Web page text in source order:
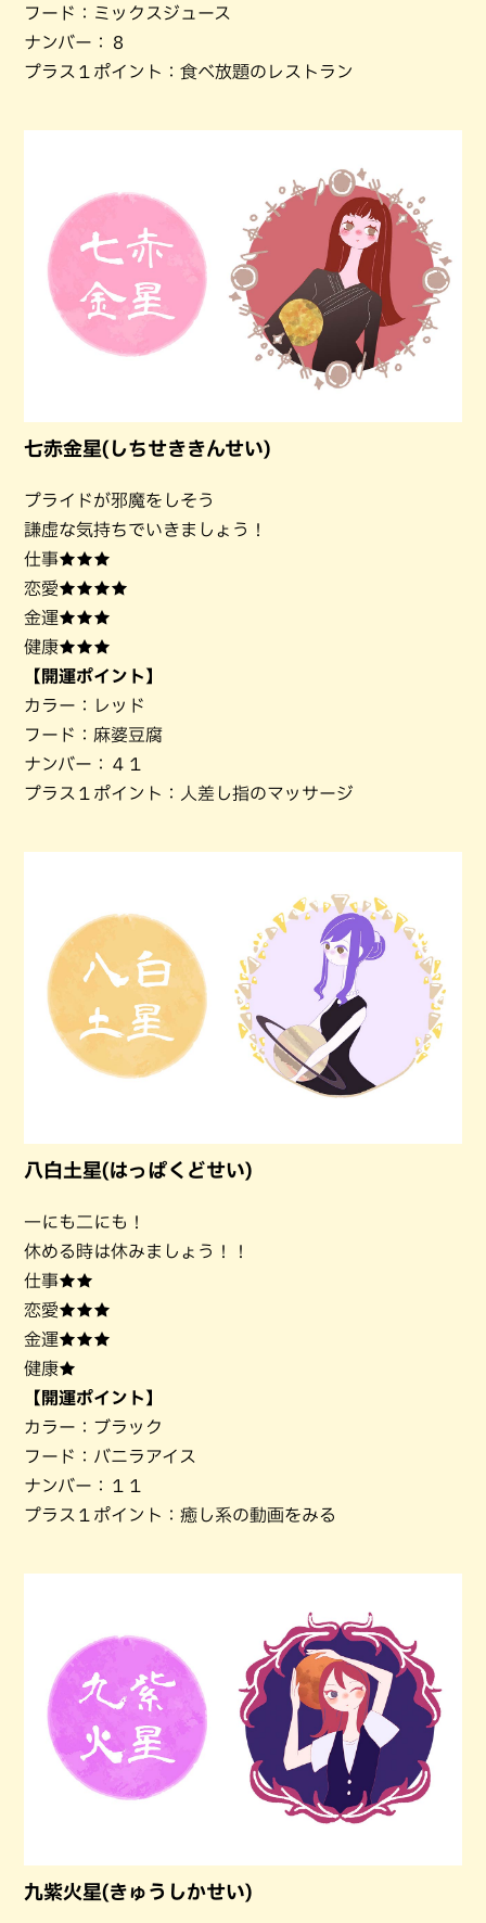
フード：ミックスジュース
ナンバー：８
プラス１ポイント：食べ放題のレストラン
七赤金星(しちせききんせい)
プライドが邪魔をしそう
謙虚な気持ちでいきましょう！
仕事★★★
恋愛★★★★
金運★★★
健康★★★
【開運ポイント】
カラー：レッド
フード：麻婆豆腐
ナンバー：４１
プラス１ポイント：人差し指のマッサージ
八白土星(はっぱくどせい)
一にも二にも！
休める時は休みましょう！！
仕事★★
恋愛★★★
金運★★★
健康★
【開運ポイント】
カラー：ブラック
フード：バニラアイス
ナンバー：１１
プラス１ポイント：癒し系の動画をみる
九紫火星(きゅうしかせい)